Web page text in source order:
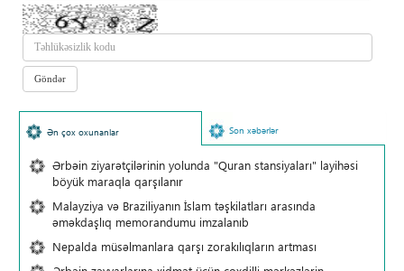
Ən çox oxunanlar Son xəbərlər
Ərbəin ziyarətçilərinin yolunda "Quran stansiyaları" layihəsi
böyük maraqla qarşılanır
Malayziya və Braziliyanın İslam təşkilatları arasında
əməkdaşlıq memorandumu imzalanıb
Nepalda müsəlmanlara qarşı zorakılıqların artması